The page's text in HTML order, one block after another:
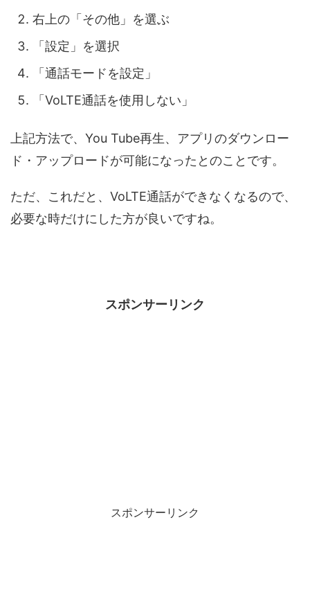
右上の「その他」を選ぶ
「設定」を選択
「通話モードを設定」
「VoLTE通話を使用しない」
上記方法で、You Tube再生、アプリのダウンロー
ド・アップロードが可能になったとのことです。
ただ、これだと、VoLTE通話ができなくなるので、
必要な時だけにした方が良いですね。
スポンサーリンク
スポンサーリンク